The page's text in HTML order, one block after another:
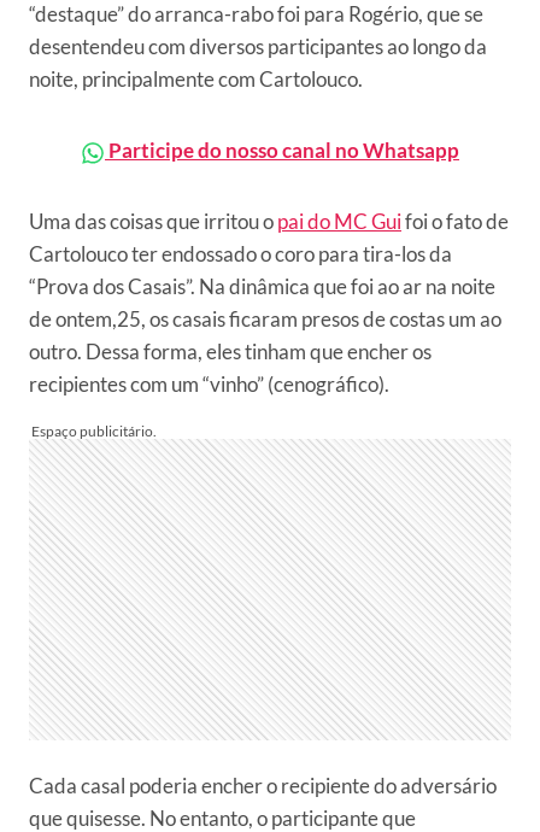
“destaque” do arranca-rabo foi para Rogério, que se
desentendeu com diversos participantes ao longo da
noite, principalmente com Cartolouco.
Participe do nosso canal no Whatsapp
Uma das coisas que irritou opai do MC Guifoi o fato de
Cartolouco ter endossado o coro para tira-los da
“Prova dos Casais”. Na dinâmica que foi ao ar na noite
de ontem,25, os casais ficaram presos de costas um ao
outro. Dessa forma, eles tinham que encher os
recipientes com um “vinho” (cenográfico).
Cada casal poderia encher o recipiente do adversário
que quisesse. No entanto, o participante que